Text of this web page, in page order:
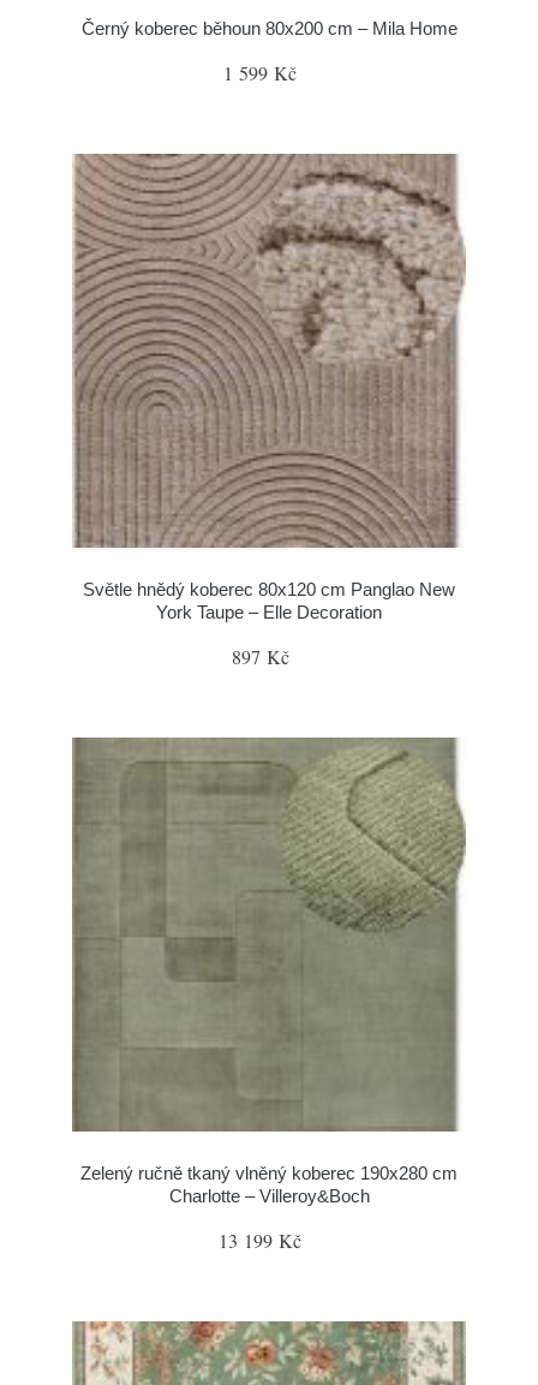
Černý koberec běhoun 80x200 cm – Mila Home
1 599 Kč
Světle hnědý koberec 80x120 cm Panglao New
York Taupe – Elle Decoration
897 Kč
Zelený ručně tkaný vlněný koberec 190x280 cm
Charlotte – Villeroy&Boch
13 199 Kč